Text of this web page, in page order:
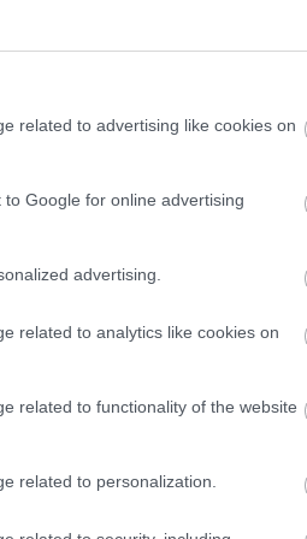
related to advertising like cookies on
Google for online advertising
advertising.
related to analytics like cookies on
related to functionality of the website
related to personalization.
Norris
ki a maximumot”